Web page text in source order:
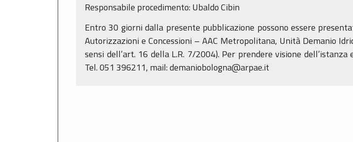
Responsabile procedimento: Ubaldo Cibin
Entro 30 giorni dalla presente pubblicazione possono essere
Autorizzazioni e Concessioni – AAC Metropolitana, Unità Demanio
sensi dell’art. 16 della L.R. 7/2004). Per prendere visione
Tel. 051 396211, mail: demaniobologna@arpae.it